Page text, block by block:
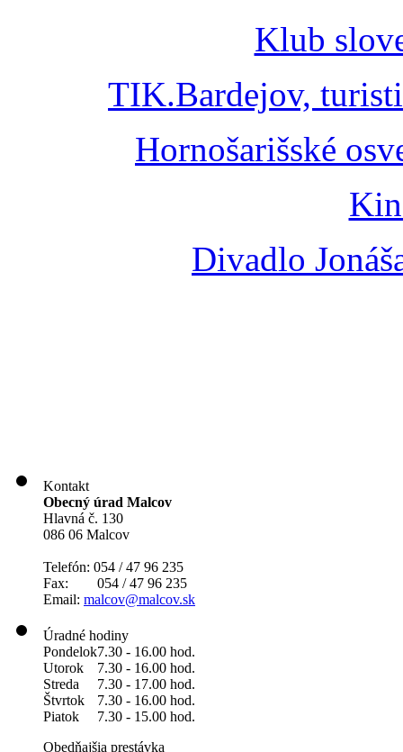
Klub
TIK.Bardejov,
Hornošarišské
Divadlo
Kontakt
Obecný úrad Malcov
Hlavná č. 130
086 06 Malcov
Telefón: 054 / 47 96 235
Fax: 054 / 47 96 235
Email: malcov@malcov.sk
Úradné hodiny
Pondelok7.30 - 16.00 hod.
Utorok
7.30 - 16.00 hod.
Streda
7.30 - 17.00 hod.
Štvrtok
7.30 - 16.00 hod.
Piatok
7.30 - 15.00 hod.
Obedňajšia prestávka